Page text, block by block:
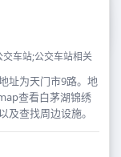
车站;公交车站相关
址为天门市9路。地
查看白茅湖锦绣
及查找周边设施。